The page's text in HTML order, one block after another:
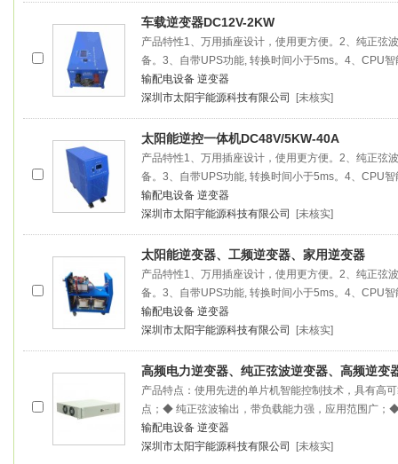
车载逆变器DC12V-2KW
产品特性1、万用插座设计，使用更方便。2、纯正弦
备。3、自带UPS功能, 转换时间小于5ms。4、CPU
输配电设备 逆变器
深圳市太阳宇能源科技有限公司
[未核实]
太阳能逆控一体机DC48V/5KW-40A
产品特性1、万用插座设计，使用更方便。2、纯正弦
备。3、自带UPS功能, 转换时间小于5ms。4、CPU
输配电设备 逆变器
深圳市太阳宇能源科技有限公司
[未核实]
太阳能逆变器、工频逆变器、家用逆变器
产品特性1、万用插座设计，使用更方便。2、纯正弦
备。3、自带UPS功能, 转换时间小于5ms。4、CPU
输配电设备 逆变器
深圳市太阳宇能源科技有限公司
[未核实]
高频电力逆变器、纯正弦波逆变器、高频逆变
产品特点：使用先进的单片机智能控制技术，具有高
点；◆ 纯正弦波输出，带负载能力强，应用范围广；
输配电设备 逆变器
深圳市太阳宇能源科技有限公司
[未核实]